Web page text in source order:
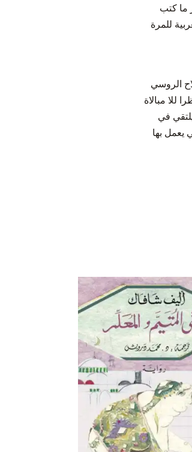
من أشهر ما كتب
1897 وترجمت إلى اللغة العربية للمرة
الروسي
نظرا للا مبالاة
في
يعمل بها